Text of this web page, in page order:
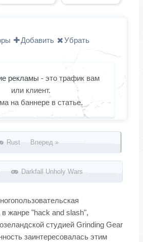
Добавить Убрать
рекламы - это трафик вам
или клиент.
на баннере в статье.
Rust Вперед »
Darkfall Unholy Wars
в жанре "hack and slash",
студией Grinding Gear
заинтересовалась этим